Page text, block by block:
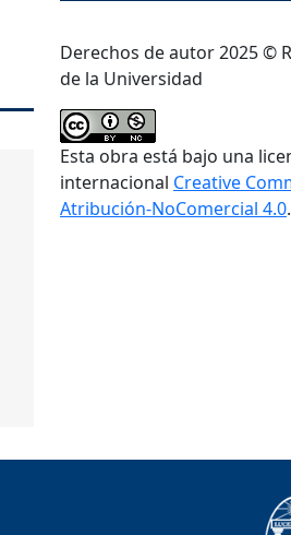
Derechos de autor 2025 ©
de la Universidad
Esta obra está bajo una
internacional Creative
Atribución-NoComercial 4.0.